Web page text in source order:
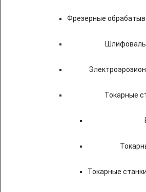
Фрезерные
Токарные
Токарные